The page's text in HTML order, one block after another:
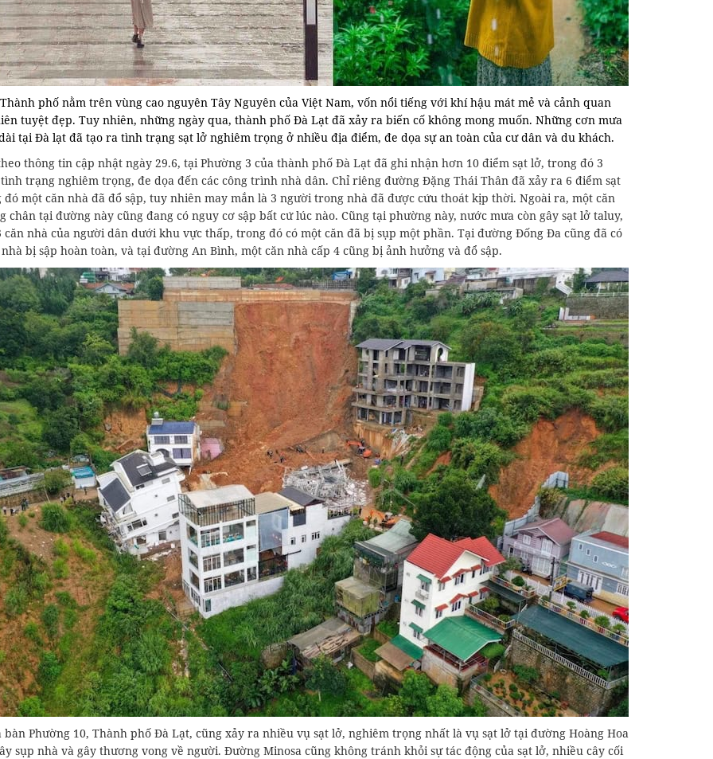
phố nằm trên vùng cao nguyên Tây Nguyên của Việt Nam, vốn nổi tiếng với khí hậu mát mẻ và cảnh quan
tuyệt đẹp. Tuy nhiên, những ngày qua, thành phố Đà Lạt đã xảy ra biến cố không mong muốn. Những cơn mưa
tại Đà lạt đã tạo ra tình trạng sạt lở nghiêm trọng ở nhiều địa điểm, đe dọa sự an toàn của cư dân và du khách.
thông tin cập nhật ngày 29.6, tại Phường 3 của thành phố Đà Lạt đã ghi nhận hơn 10 điểm sạt lở, trong đó 3
trạng nghiêm trọng, đe dọa đến các công trình nhà dân. Chỉ riêng đường Đặng Thái Thân đã xảy ra 6 điểm sạt
một căn nhà đã đổ sập, tuy nhiên may mắn là 3 người trong nhà đã được cứu thoát kịp thời. Ngoài ra, một căn
chân tại đường này cũng đang có nguy cơ sập bất cứ lúc nào. Cũng tại phường này, nước mưa còn gây sạt lở taluy,
căn nhà của người dân dưới khu vực thấp, trong đó có một căn đã bị sụp một phần. Tại đường Đống Đa cũng đã có
bị sập hoàn toàn, và tại đường An Bình, một căn nhà cấp 4 cũng bị ảnh hưởng và đổ sập.
bàn Phường 10, Thành phố Đà Lạt, cũng xảy ra nhiều vụ sạt lở, nghiêm trọng nhất là vụ sạt lở tại đường Hoàng Hoa
sụp nhà và gây thương vong về người. Đường Minosa cũng không tránh khỏi sự tác động của sạt lở, nhiều cây cối